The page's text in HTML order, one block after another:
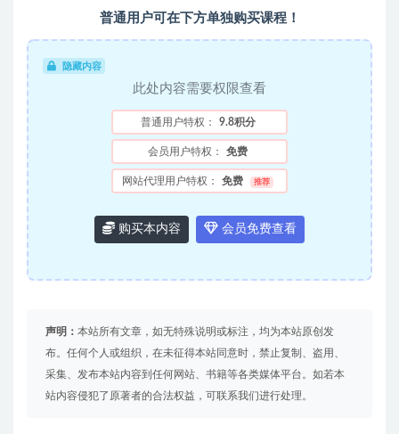
普通用户可在下方单独购买课程！
隐藏内容
此处内容需要权限查看
普通用户特权： 9.8积分
会员用户特权： 免费
网站代理用户特权： 免费 推荐
购买本内容 会员免费查看
声明： 本站所有文章，如无特殊说明或标注，均为本站原创发
布。任何个人或组织，在未征得本站同意时，禁止复制、盗用、
采集、发布本站内容到任何网站、书籍等各类媒体平台。如若本
站内容侵犯了原著者的合法权益，可联系我们进行处理。